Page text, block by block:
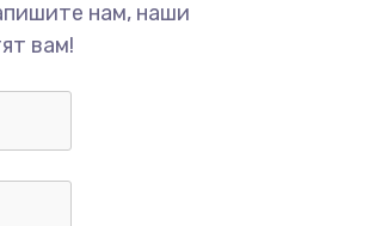
нам, наши
вам!